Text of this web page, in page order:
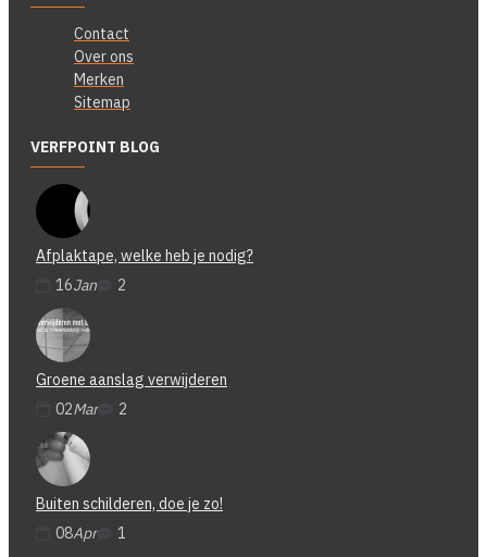
Contact
Over ons
Merken
Sitemap
VERFPOINT BLOG
Afplaktape, welke heb je nodig?
16Jan 2
Groene aanslag verwijderen
02Mar 2
Buiten schilderen, doe je zo!
08Apr 1